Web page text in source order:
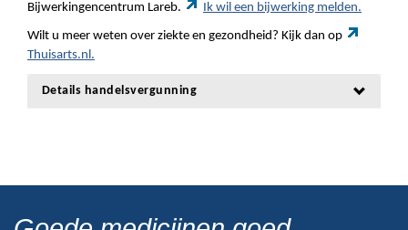
Bijwerkingencentrum Lareb.
Ik wil een bijwerking melden.
Wilt u meer weten over ziekte en gezondheid? Kijk dan op
Thuisarts.nl.
Details handelsvergunning